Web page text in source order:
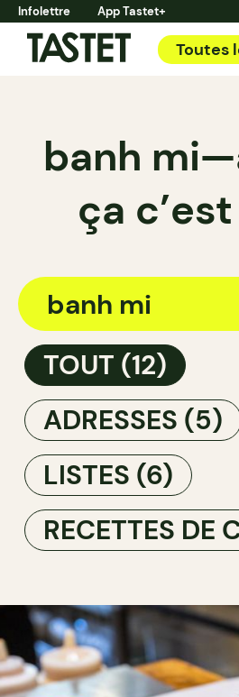
Infolettre App Tastet+
Toutes
banh
ça
TOUT (12)
ADRESSES (5)
LISTES (6)
RECETTES DE